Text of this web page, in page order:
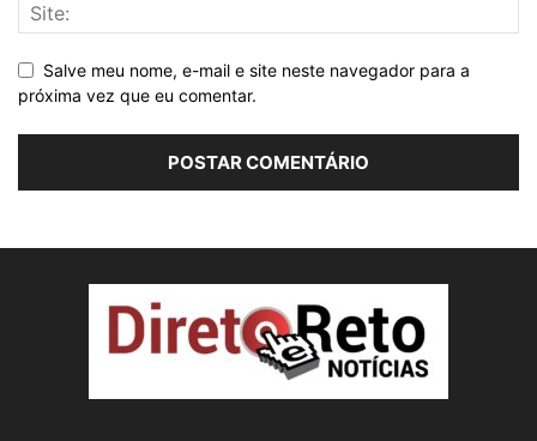
Salve meu nome, e-mail e site neste navegador para a
próxima vez que eu comentar.